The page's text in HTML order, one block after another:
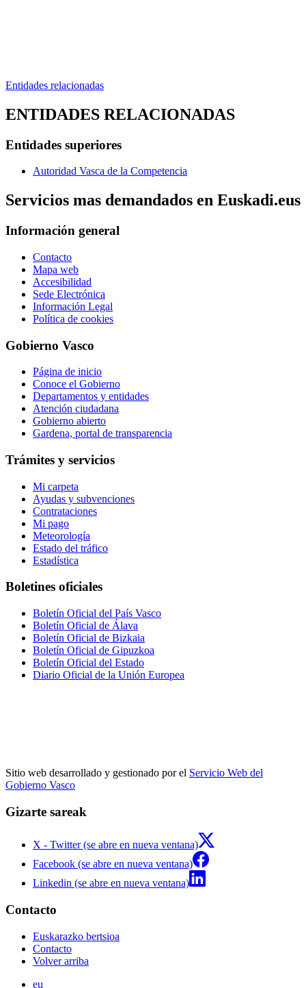
Entidades relacionadas
ENTIDADES RELACIONADAS
Entidades superiores
Autoridad Vasca de la Competencia
Servicios mas demandados en Euskadi.eus
Información general
Contacto
Mapa web
Accesibilidad
Sede Electrónica
Información Legal
Política de cookies
Gobierno Vasco
Página de inicio
Conoce el Gobierno
Departamentos y entidades
Atención ciudadana
Gobierno abierto
Gardena, portal de transparencia
Trámites y servicios
Mi carpeta
Ayudas y subvenciones
Contrataciones
Mi pago
Meteorología
Estado del tráfico
Estadística
Boletines oficiales
Boletín Oficial del País Vasco
Boletín Oficial de Álava
Boletín Oficial de Bizkaia
Boletín Oficial de Gipuzkoa
Boletín Oficial del Estado
Diario Oficial de la Unión Europea
Sitio web desarrollado y gestionado por el Servicio Web del
Gobierno Vasco
Gizarte sareak
X - Twitter (se abre en nueva ventana)
Facebook (se abre en nueva ventana)
Linkedin (se abre en nueva ventana)
Contacto
Euskarazko bertsioa
Contacto
Volver arriba
eu